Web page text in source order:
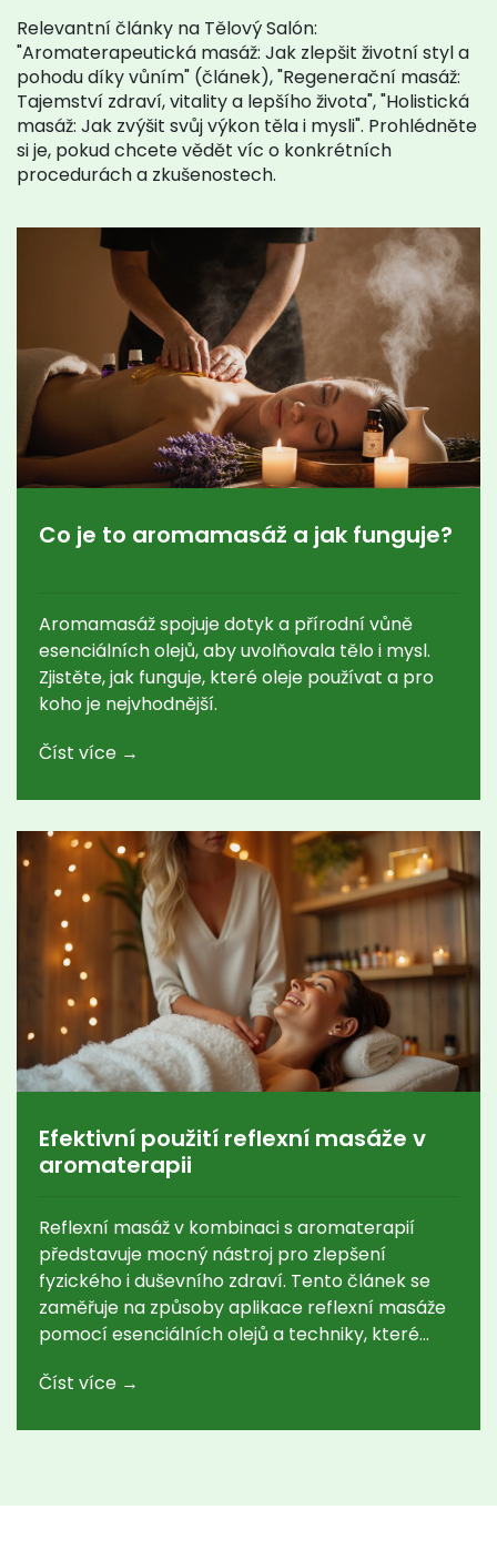
Relevantní články na Tělový Salón:
"Aromaterapeutická masáž: Jak zlepšit životní styl a
pohodu díky vůním" (článek), "Regenerační masáž:
Tajemství zdraví, vitality a lepšího života", "Holistická
masáž: Jak zvýšit svůj výkon těla i mysli". Prohlédněte
si je, pokud chcete vědět víc o konkrétních
procedurách a zkušenostech.
Co je to aromamasáž a jak funguje?
Aromamasáž spojuje dotyk a přírodní vůně
esenciálních olejů, aby uvolňovala tělo i mysl.
Zjistěte, jak funguje, které oleje používat a pro
koho je nejvhodnější.
Číst více →
Efektivní použití reflexní masáže v
aromaterapii
Reflexní masáž v kombinaci s aromaterapií
představuje mocný nástroj pro zlepšení
fyzického i duševního zdraví. Tento článek se
zaměřuje na způsoby aplikace reflexní masáže
pomocí esenciálních olejů a techniky, které
hluboké pohody. Dozvíte se také o konkrétních
Číst více →